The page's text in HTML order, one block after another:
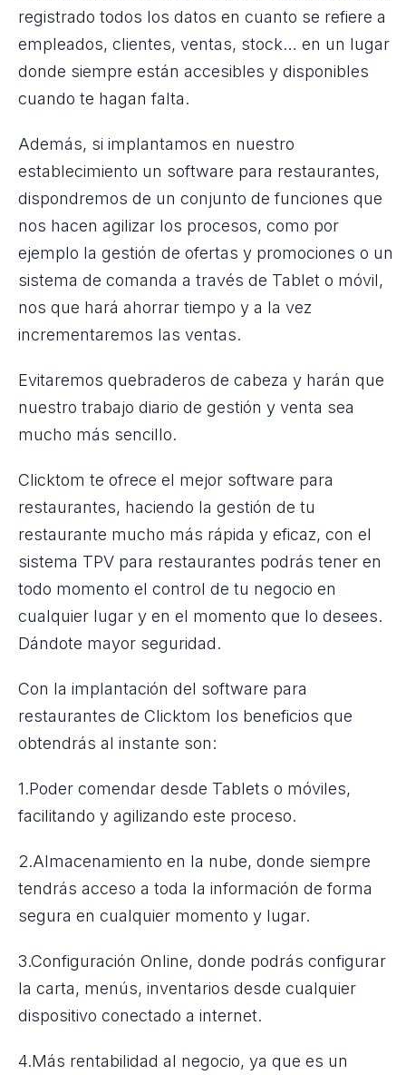
registrado todos los datos en cuanto se refiere a
empleados, clientes, ventas, stock… en un lugar
donde siempre están accesibles y disponibles
cuando te hagan falta.
Además, si implantamos en nuestro
establecimiento un software para restaurantes,
dispondremos de un conjunto de funciones que
nos hacen agilizar los procesos, como por
ejemplo la gestión de ofertas y promociones o un
sistema de comanda a través de Tablet o móvil,
nos que hará ahorrar tiempo y a la vez
incrementaremos las ventas.
Evitaremos quebraderos de cabeza y harán que
nuestro trabajo diario de gestión y venta sea
mucho más sencillo.
Clicktom te ofrece el mejor software para
restaurantes, haciendo la gestión de tu
restaurante mucho más rápida y eficaz, con el
sistema TPV para restaurantes podrás tener en
todo momento el control de tu negocio en
cualquier lugar y en el momento que lo desees.
Dándote mayor seguridad.
Con la implantación del software para
restaurantes de Clicktom los beneficios que
obtendrás al instante son:
1.Poder comendar desde Tablets o móviles,
facilitando y agilizando este proceso.
2.Almacenamiento en la nube, donde siempre
tendrás acceso a toda la información de forma
segura en cualquier momento y lugar.
3.Configuración Online, donde podrás configurar
la carta, menús, inventarios desde cualquier
dispositivo conectado a internet.
4.Más rentabilidad al negocio, ya que es un